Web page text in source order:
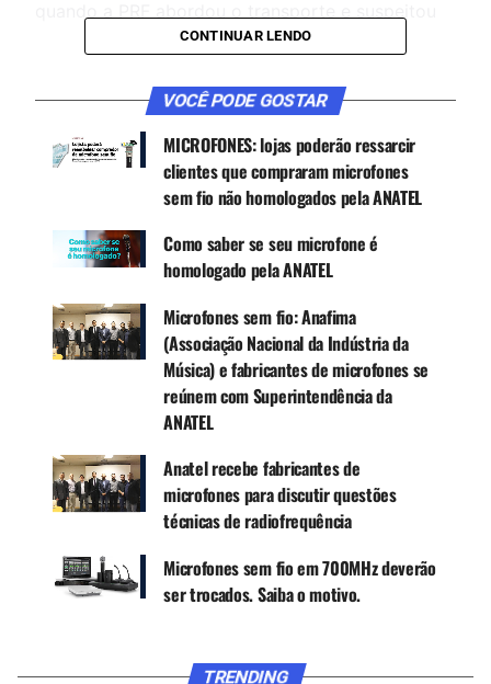
da procedência dos produtos. A Anatel foi
para verificar a documentação apresentada e
amostras dos equipamentos
análise, foi constatado que os microfones
estavam
em desacordo com os padrões técnicos
exigidos pela regulamentação vigente.
CONTINUE ACOMPANHANDO
Receba novas matérias do Música & Mercado no
WhatsApp e no Google News.
Canal WhatsApp
Google News
Por emitirem radiofrequência, os microfones sem
fio são considerados equipamentos de
como limites de intensidade de sinal, segurança e
CONTINUAR LENDO
VOCÊ PODE GOSTAR
MICROFONES: lojas poderão ressarcir
clientes que compraram microfones
sem fio não homologados pela ANATEL
Como saber se seu microfone é
homologado pela ANATEL
Microfones sem fio: Anafima
(Associação Nacional da Indústria da
Música) e fabricantes de microfones se
reúnem com Superintendência da
ANATEL
Anatel recebe fabricantes de
microfones para discutir questões
técnicas de radiofrequência
Microfones sem fio em 700MHz deverão
ser trocados. Saiba o motivo.
TRENDING